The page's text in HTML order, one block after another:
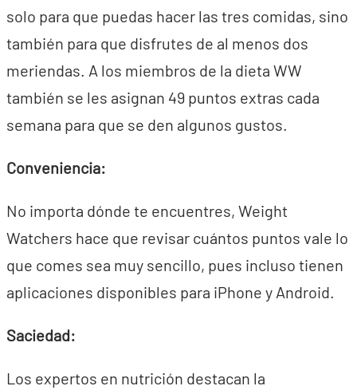
solo para que puedas hacer las tres comidas, sino
también para que disfrutes de al menos dos
meriendas. A los miembros de la dieta WW
también se les asignan 49 puntos extras cada
semana para que se den algunos gustos.
Conveniencia:
No importa dónde te encuentres, Weight
Watchers hace que revisar cuántos puntos vale lo
que comes sea muy sencillo, pues incluso tienen
aplicaciones disponibles para iPhone y Android.
Saciedad:
Los expertos en nutrición destacan la